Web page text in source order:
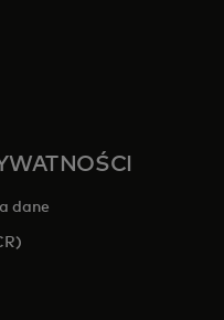
tab
dane
tab